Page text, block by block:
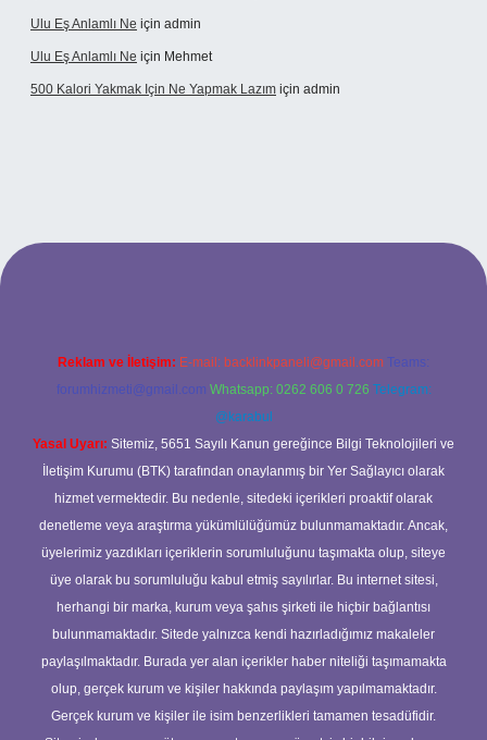
Ulu Eş Anlamlı Ne için admin
Ulu Eş Anlamlı Ne için Mehmet
500 Kalori Yakmak Için Ne Yapmak Lazım için admin
Reklam ve İletişim: E-mail: backlinkpaneli@gmail.com Teams:
forumhizmeti@gmail.com Whatsapp: 0262 606 0 726 Telegram:
@karabul
Yasal Uyarı: Sitemiz, 5651 Sayılı Kanun gereğince Bilgi Teknolojileri ve
İletişim Kurumu (BTK) tarafından onaylanmış bir Yer Sağlayıcı olarak
hizmet vermektedir. Bu nedenle, sitedeki içerikleri proaktif olarak
denetleme veya araştırma yükümlülüğümüz bulunmamaktadır. Ancak,
üyelerimiz yazdıkları içeriklerin sorumluluğunu taşımakta olup, siteye
üye olarak bu sorumluluğu kabul etmiş sayılırlar. Bu internet sitesi,
herhangi bir marka, kurum veya şahıs şirketi ile hiçbir bağlantısı
bulunmamaktadır. Sitede yalnızca kendi hazırladığımız makaleler
paylaşılmaktadır. Burada yer alan içerikler haber niteliği taşımamakta
olup, gerçek kurum ve kişiler hakkında paylaşım yapılmamaktadır.
Gerçek kurum ve kişiler ile isim benzerlikleri tamamen tesadüfidir.